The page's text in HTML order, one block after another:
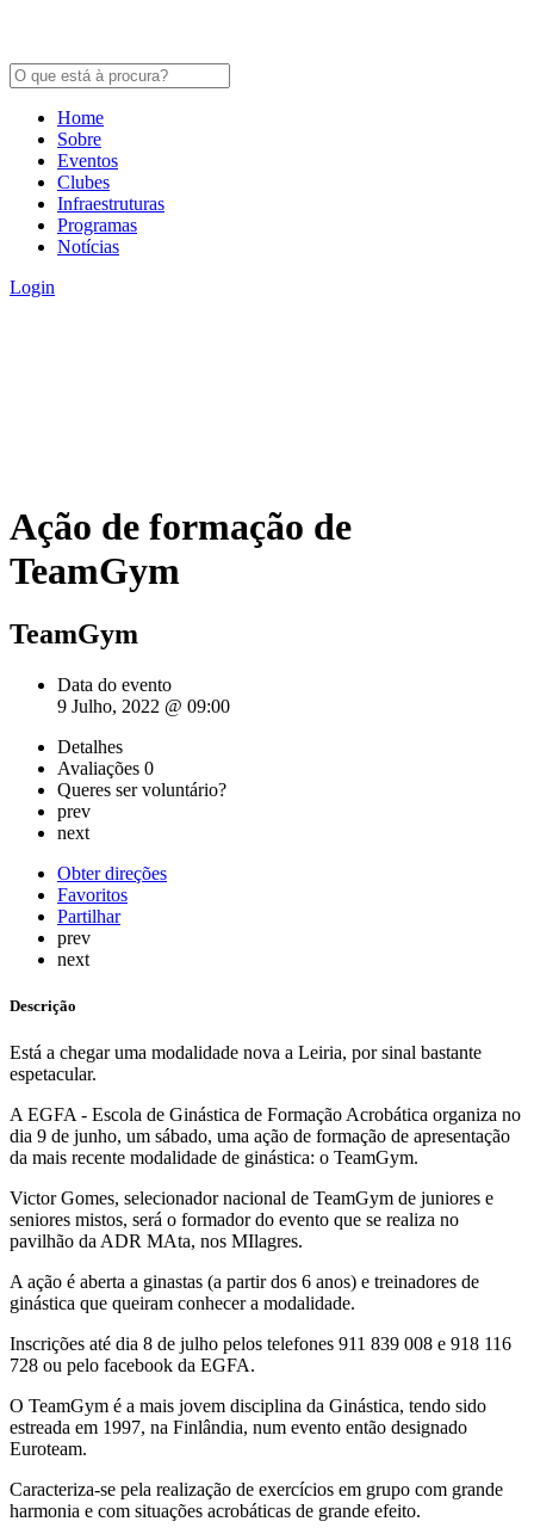
Home
Sobre
Eventos
Clubes
Infraestruturas
Programas
Notícias
Login
Ação de formação de
TeamGym
TeamGym
Data do evento
9 Julho, 2022 @ 09:00
Detalhes
Avaliações 0
Queres ser voluntário?
prev
next
Obter direções
Favoritos
Partilhar
prev
next
Descrição
Está a chegar uma modalidade nova a Leiria, por sinal bastante
espetacular.
A EGFA - Escola de Ginástica de Formação Acrobática organiza no
dia 9 de junho, um sábado, uma ação de formação de apresentação
da mais recente modalidade de ginástica: o TeamGym.
Victor Gomes, selecionador nacional de TeamGym de juniores e
seniores mistos, será o formador do evento que se realiza no
pavilhão da ADR MAta, nos MIlagres.
A ação é aberta a ginastas (a partir dos 6 anos) e treinadores de
ginástica que queiram conhecer a modalidade.
Inscrições até dia 8 de julho pelos telefones 911 839 008 e 918 116
728 ou pelo facebook da EGFA.
O TeamGym é a mais jovem disciplina da Ginástica, tendo sido
estreada em 1997, na Finlândia, num evento então designado
Euroteam.
Caracteriza-se pela realização de exercícios em grupo com grande
harmonia e com situações acrobáticas de grande efeito.